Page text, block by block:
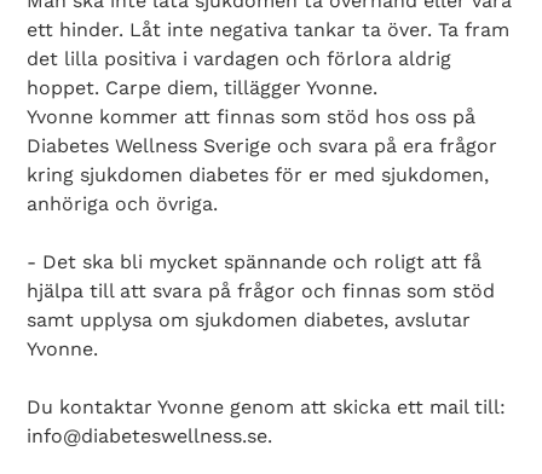
Search Diabetes Wellness Sverige
ett hinder. Låt inte negativa tankar ta över. Ta fram
det lilla positiva i vardagen och förlora aldrig
hoppet. Carpe diem, tillägger Yvonne.
Yvonne kommer att finnas som stöd hos oss på
Diabetes Wellness Sverige och svara på era frågor
kring sjukdomen diabetes för er med sjukdomen,
anhöriga och övriga.
- Det ska bli mycket spännande och roligt att få
hjälpa till att svara på frågor och finnas som stöd
samt upplysa om sjukdomen diabetes, avslutar
Yvonne.
Du kontaktar Yvonne genom att skicka ett mail till:
info@diabeteswellness.se.